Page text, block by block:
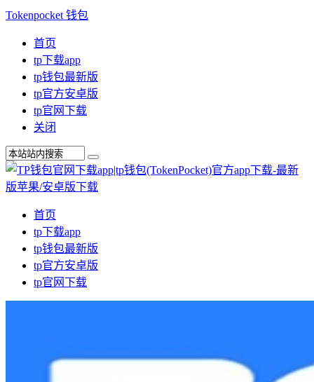
Tokenpocket 钱包
首页
tp下载app
tp钱包最新版
tp官方安卓版
tp官网下载
关闭
首页
tp下载app
tp钱包最新版
tp官方安卓版
tp官网下载